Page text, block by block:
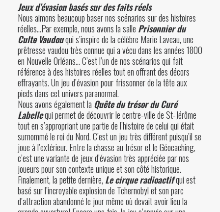
Jeux d’évasion basés sur des faits réels
Nous aimons beaucoup baser nos scénarios sur des histoires
réelles…Par exemple, nous avons la salle Prisonnier du
Culte Vaudouqui s’inspire de la célèbre Marie Laveau, une
prêtresse vaudou très connue qui a vécu dans les années 1800
en Nouvelle Orléans… C’est l’un de nos scénarios qui fait
référence à des histoires réelles tout en offrant des décors
effrayants. Un jeu d’évasion pour frissonner de la tête aux
pieds dans cet univers paranormal.
Nous avons également la Quête du trésor du Curé
Labellequi permet de découvrir le centre-ville de St-Jérôme
tout en s’appropriant une partie de l’histoire de celui qui était
surnommé le roi du Nord. C’est un jeu très différent puisqu’il se
joue à l’extérieur. Entre la chasse au trésor et le Géocaching,
c’est une variante de jeux d’évasion très appréciée par nos
joueurs pour son contexte unique et son côté historique.
Finalement, la petite dernière, Le cirque radioactifqui est
basé sur l’incroyable explosion de Tchernobyl et son parc
d’attraction abandonné le jour même où devait avoir lieu la